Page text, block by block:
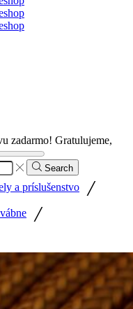
zadarmo! Gratulujeme,
Search
a príslušenstvo /
/